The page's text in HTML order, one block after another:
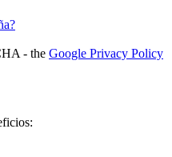
- the Google Privacy Policy